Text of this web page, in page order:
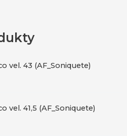
vel. 43 (AF_Soniquete)
vel. 41,5 (AF_Soniquete)